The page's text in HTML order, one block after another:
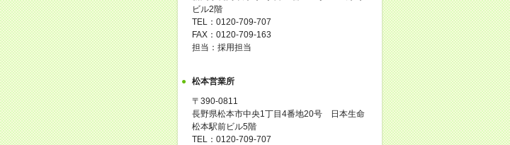
ビル2階
TEL：0120-709-707
FAX：0120-709-163
担当：採用担当
松本営業所
〒390-0811
長野県松本市中央1丁目4番地20号 日本生命
松本駅前ビル5階
TEL：0120-709-707